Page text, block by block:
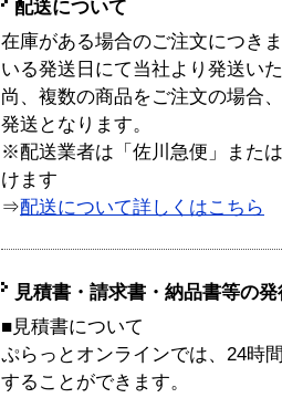
配送について
在庫がある場合のご注文につき
いる発送日にて当社より発送い
尚、複数の商品をご注文の場合
発送となります。
※配送業者は「佐川急便」また
けます
⇒配送について詳しくはこちら
見積書・請求書・納品書等の
■見積書について
ぷらっとオンラインでは、24時
することができます。